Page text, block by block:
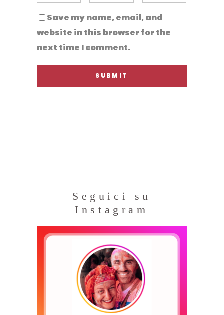
Save my name, email, and
website in this browser for the
next time I comment.
Seguici su
Instagram